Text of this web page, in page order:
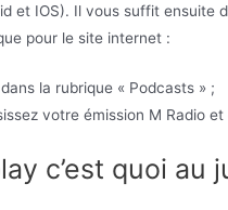
et IOS). Il vous suffit ensuite
pour le site internet :
la rubrique « Podcasts » ;
votre émission M Radio
c’est quoi au